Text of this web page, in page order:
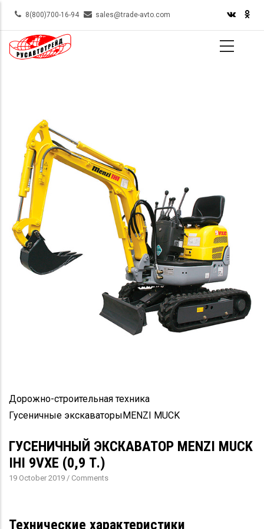
Skip
main
content
8(800)700-16-94 sales@trade-avto.com
Дорожно-строительная техника
Гусеничные экскаваторыMENZI MUCK
ГУСЕНИЧНЫЙ ЭКСКАВАТОР MENZI MUCK
IHI 9VXE (0,9 Т.)
19 October 2019 / Comments
Технические характеристики